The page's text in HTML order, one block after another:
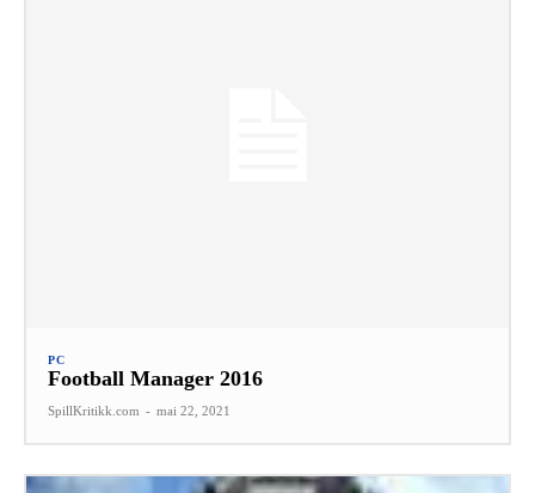
PC
Football Manager 2016
SpillKritikk.com - mai 22, 2021